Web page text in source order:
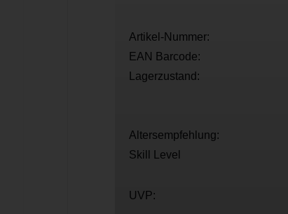
Artikel-Nummer:
EAN Barcode:
Lagerzustand:
Altersempfehlung:
Skill Level
UVP: